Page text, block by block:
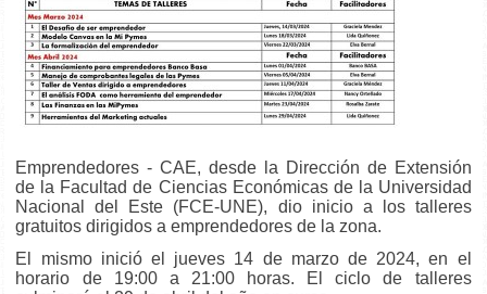
Emprendedores - CAE, desde la Dirección de Extensión
de la Facultad de Ciencias Económicas de la Universidad
Nacional del Este (FCE-UNE), dio inicio a los talleres
gratuitos dirigidos a emprendedores de la zona.
El mismo inició el jueves 14 de marzo de 2024, en el
horario de 19:00 a 21:00 horas. El ciclo de talleres